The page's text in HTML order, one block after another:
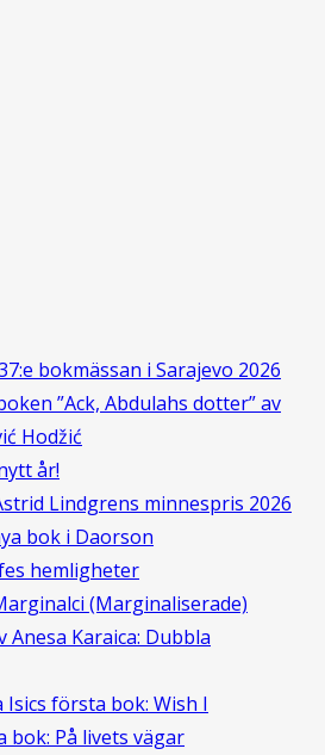
bokmässan i Sarajevo 2026
”Ack, Abdulahs dotter” av
Hodžić
år!
Lindgrens minnespris 2026
bok i Daorson
hemligheter
(Marginaliserade)
Anesa Karaica: Dubbla
Isics första bok: Wish I
bok: På livets vägar